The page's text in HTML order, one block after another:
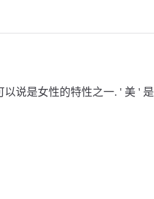
说是女性的特性之一. ' 美 '